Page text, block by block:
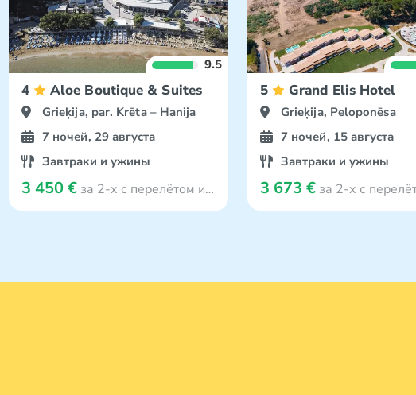
9.5
4 Aloe Boutique & Suites
Grieķija, par. Krēta – Hanija
7 ночей, 29 августа
Завтраки и ужины
3 450 € за 2-х с перелётом из Viļņa
5 Grand Elis Hotel
Grieķija, Peloponēsa
7 ночей, 15 августа
Завтраки и ужины
3 673 € за 2-х с перелётом